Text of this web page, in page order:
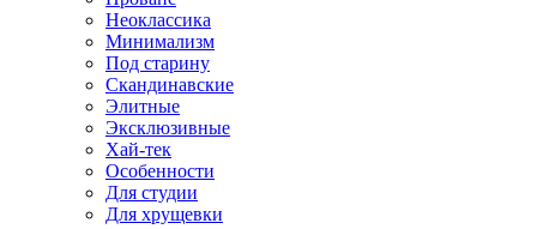
Неоклассика
Минимализм
Под старину
Скандинавские
Элитные
Эксклюзивные
Хай-тек
Особенности
Для студии
Для хрущевки